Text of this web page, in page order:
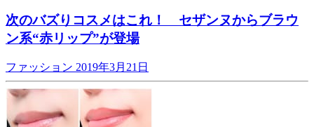
次のバズりコスメはこれ！ セザンヌからブラウ
ン系“赤リップ”が登場
ファッション 2019年3月21日